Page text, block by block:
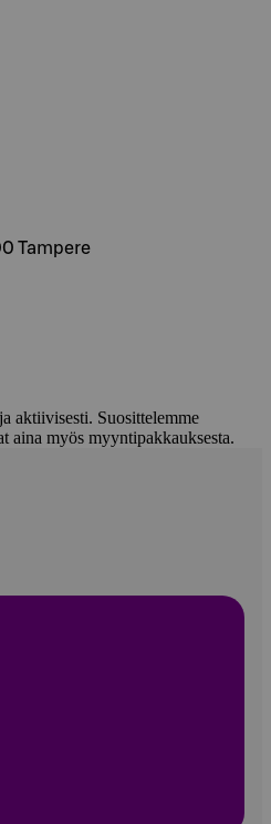
Tampere
aktiivisesti. Suosittelemme
aina myös myyntipakkauksesta.